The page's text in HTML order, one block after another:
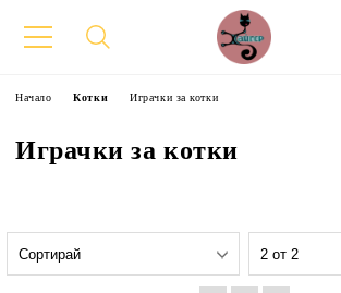
Начало Котки Играчки за котки
Играчки за котки